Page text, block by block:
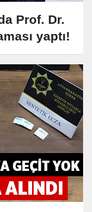
Prof. Dr.
yaptı!